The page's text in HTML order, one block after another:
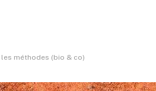
méthodes (bio & co)